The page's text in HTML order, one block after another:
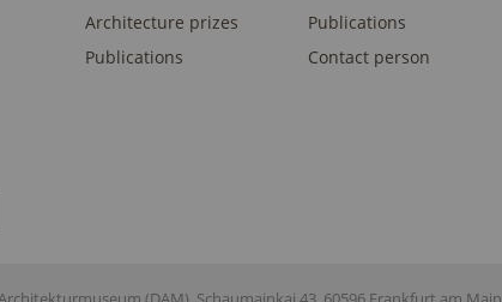
Architecture prizes
Publications
Publications
Contact person